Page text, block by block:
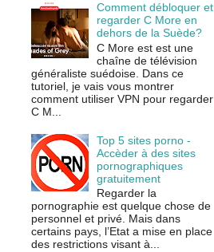
Comment débloquer et
regarder C More en
dehors de la Suède?
C More est est une
chaîne de télévision
généraliste suédoise. Dans ce
tutoriel, je vais vous montrer
comment utiliser VPN pour regarder
C M...
Top 5 sites porno -
Accèder à des sites
pornographiques
gratuitement
Regarder la
pornographie est quelque chose de
personnel et privé. Mais dans
certains pays, l’Etat a mise en place
des restrictions visant à...